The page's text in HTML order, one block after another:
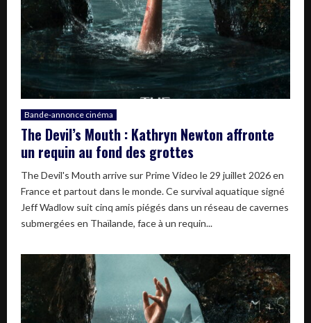
Bande-annonce cinéma
The Devil’s Mouth : Kathryn Newton affronte
un requin au fond des grottes
The Devil's Mouth arrive sur Prime Video le 29 juillet 2026 en
France et partout dans le monde. Ce survival aquatique signé
Jeff Wadlow suit cinq amis piégés dans un réseau de cavernes
submergées en Thaïlande, face à un requin...